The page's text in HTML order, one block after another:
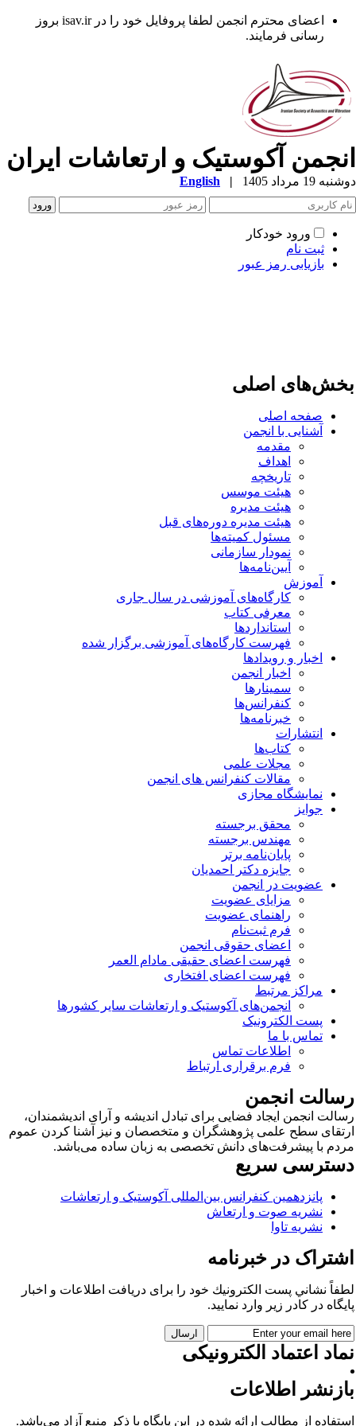
اعضای محترم انجمن لطفا پروفایل خود را در isav.ir بروز
رسانی فرمایند.
آکوستیک و ارتعاشات ایران
19 مرداد 1405 |
English
ورود خودکار
ثبت نام
بازیابی رمز عبور
اصلی
صفحه اصلی
آشنایی با انجمن
مقدمه
اهداف
تاریخچه
هیئت موسس
هیئت مدیره
هیئت مدیره دوره‌های قبل
مسئول کمیته‌ها
نمودار سازمانی
آیین‌نامه‌ها
آموزش
کارگاه‌های آموزشی در سال جاری
معرفی کتاب
استانداردها
فهرست کارگاه‌های آموزشی برگزار شده
اخبار و رویدادها
اخبار انجمن
سمینارها
کنفرانس‌ها
خبرنامه‌ها
انتشارات
کتاب‌ها
مجلات علمی
مقالات کنفرانس های انجمن
نمایشگاه مجازی
جوایز
محقق برجسته
مهندس برجسته
پایان‌نامه برتر
جایزه دکتر احمدیان
عضویت در انجمن
مزایای عضویت
راهنمای عضویت
فرم ثبت‌نام
اعضای حقوقی انجمن
فهرست اعضای حقیقی مادام‌ العمر
فهرست اعضای افتخاری
مراکز مرتبط
انجمن‌های آکوستیک و ارتعاشات سایر کشورها
پست الکترونیک
تماس با ما
اطلاعات تماس
فرم برقراری ارتباط
انجمن
انجمن ایجاد فضایی برای تبادل اندیشه و آرای اندیشمندان،
سطح علمی پژوهشگران و متخصصان و نیز آشنا کردن عموم
با پیشرفت‌های دانش تخصصی به زبان ساده می‌باشد.
سریع
پانزدهمین کنفرانس بین‌المللی آکوستیک و ارتعاشات
نشریه صوت و ارتعاش
نشریه تاوا
در خبرنامه
نشاني پست الكترونيك خود را برای دريافت اطلاعات و اخبار
در كادر زير وارد نمایید.
اعتماد الکترونیکی
اطلاعات
از مطالب ارائه شده در این پایگاه با ذکر منبع آزاد می‌باشد.